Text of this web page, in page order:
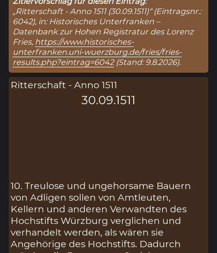
„Ritterschaft - Anno 1511 (30.09.1511)“ (Eintragsnr.:
6042), in: Historisches Unterfranken –
Datenbank zur Hohen Registratur des Lorenz
Fries, https://www.historisches-
unterfranken.uni-wuerzburg.de/fries/fries-
results.php?eintrag=6042(Stand: 9.8.2026).
Ritterschaft - Anno 1511
30.09.1511
10. Treulose und ungehorsame Bauern
von Adligen sollen von Amtleuten,
Kellern und anderen Verwandten des
Hochstifts Würzburg verglichen und
verhandelt werden, als wären sie
Angehörige des Hochstifts. Dadurch